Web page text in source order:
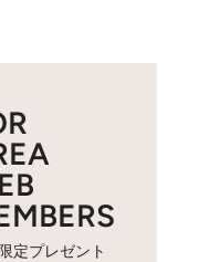
定プレゼント